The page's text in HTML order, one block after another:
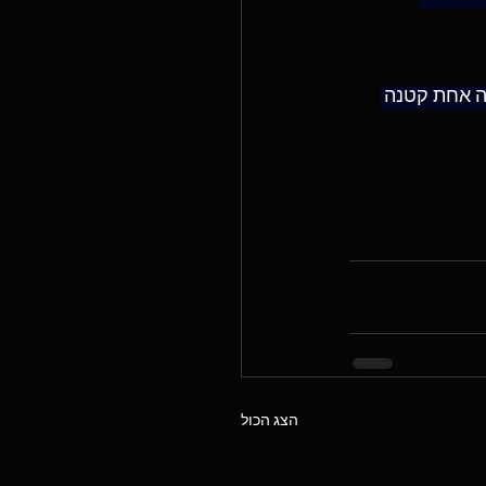
אחת קטנה
הצג הכול